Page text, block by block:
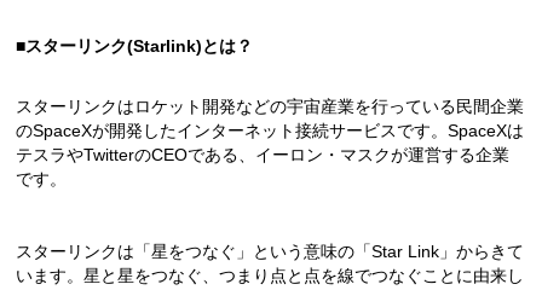
■スターリンク(Starlink)とは？
スターリンクはロケット開発などの宇宙産業を行っている民間企業
のSpaceXが開発したインターネット接続サービスです。SpaceXは
テスラやTwitterのCEOである、イーロン・マスクが運営する企業
です。
スターリンクは「星をつなぐ」という意味の「Star Link」からきて
います。星と星をつなぐ、つまり点と点を線でつなぐことに由来し